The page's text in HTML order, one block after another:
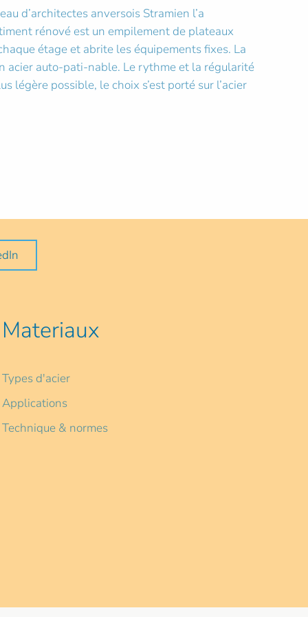
d’architectes anversois Stramien l’a
rénové est un empilement de plateaux
étage et abrite les équipements fixes. La
acier auto-pati-nable. Le rythme et la régularité
légère possible, le choix s’est porté sur l’acier
Materiaux
Types d'acier
Applications
Technique & normes